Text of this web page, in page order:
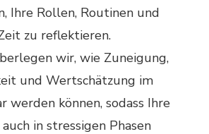
Ihre Rollen, Routinen und
zu reflektieren.
wir, wie Zuneigung,
und Wertschätzung im
werden können, sodass Ihre
in stressigen Phasen